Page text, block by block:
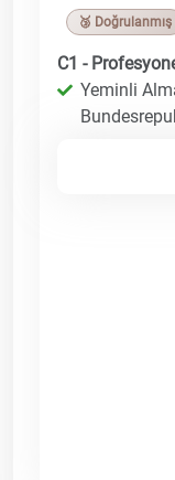
🥉 Doğrulanmış
C1 -
Yeminli